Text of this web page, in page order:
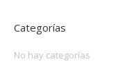
Categorías
No hay categorías